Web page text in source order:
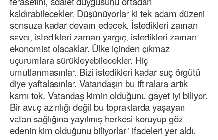
kaldırabilecekler. Düşünüyorlar ki tek adam düzeni
sonsuza kadar devam edecek. İstedikleri zaman
savcı, istedikleri zaman yargıç, istedikleri zaman
ekonomist olacaklar. Ülke içinden çıkmaz
uçurumlara sürükleyebilecekler. Hiç
umutlanmasınlar. Bizi istedikleri kadar suç örgütü
diye yaftalasınlar. Vatandaşın bu iftiralara artık
karnı tok. Vatandaş kimin olduğunu gayet iyi biliyor.
Bir avuç azınlığı değil bu topraklarda yaşayan
vatan sağlığına yayılmış herkesi koruyup göz
edenin kim olduğunu biliyorlar" ifadeleri yer aldı.